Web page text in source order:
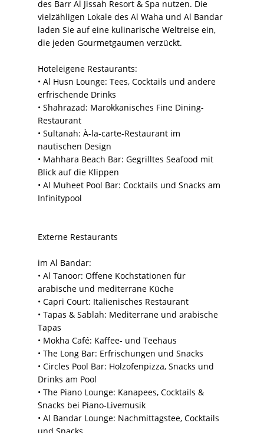
des Barr Al Jissah Resort & Spa nutzen. Die
vielzähligen Lokale des Al Waha und Al Bandar
laden Sie auf eine kulinarische Weltreise ein,
die jeden Gourmetgaumen verzückt.
Hoteleigene Restaurants:
• Al Husn Lounge: Tees, Cocktails und andere
erfrischende Drinks
• Shahrazad: Marokkanisches Fine Dining-
Restaurant
• Sultanah: À-la-carte-Restaurant im
nautischen Design
• Mahhara Beach Bar: Gegrilltes Seafood mit
Blick auf die Klippen
• Al Muheet Pool Bar: Cocktails und Snacks am
Infinitypool
Externe Restaurants
im Al Bandar:
• Al Tanoor: Offene Kochstationen für
arabische und mediterrane Küche
• Capri Court: Italienisches Restaurant
• Tapas & Sablah: Mediterrane und arabische
Tapas
• Mokha Café: Kaffee- und Teehaus
• The Long Bar: Erfrischungen und Snacks
• Circles Pool Bar: Holzofenpizza, Snacks und
Drinks am Pool
• The Piano Lounge: Kanapees, Cocktails &
Snacks bei Piano-Livemusik
• Al Bandar Lounge: Nachmittagstee, Cocktails